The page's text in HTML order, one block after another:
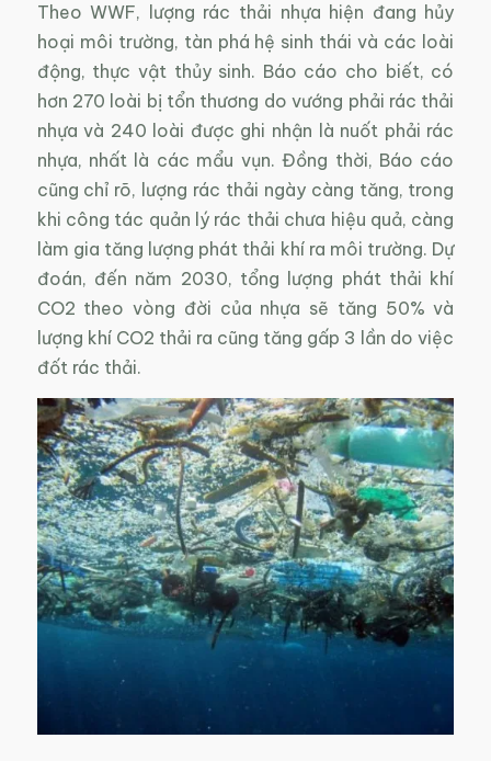
Theo WWF, lượng rác thải nhựa hiện đang hủy
hoại môi trường, tàn phá hệ sinh thái và các loài
động, thực vật thủy sinh. Báo cáo cho biết, có
hơn 270 loài bị tổn thương do vướng phải rác thải
nhựa và 240 loài được ghi nhận là nuốt phải rác
nhựa, nhất là các mẩu vụn. Đồng thời, Báo cáo
cũng chỉ rõ, lượng rác thải ngày càng tăng, trong
khi công tác quản lý rác thải chưa hiệu quả, càng
làm gia tăng lượng phát thải khí ra môi trường. Dự
đoán, đến năm 2030, tổng lượng phát thải khí
CO2 theo vòng đời của nhựa sẽ tăng 50% và
lượng khí CO2 thải ra cũng tăng gấp 3 lần do việc
đốt rác thải.